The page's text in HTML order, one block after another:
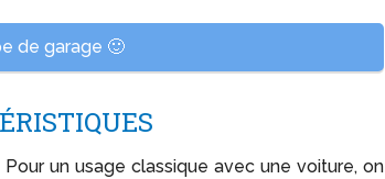
de garage 🙂
un usage classique avec une voiture, on